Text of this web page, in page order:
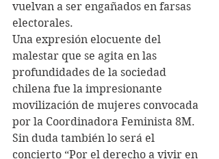
vuelvan a ser engañados en farsas
electorales.
Una expresión elocuente del
malestar que se agita en las
profundidades de la sociedad
chilena fue la impresionante
movilización de mujeres convocada
por la Coordinadora Feminista 8M.
Sin duda también lo será el
concierto “Por el derecho a vivir en